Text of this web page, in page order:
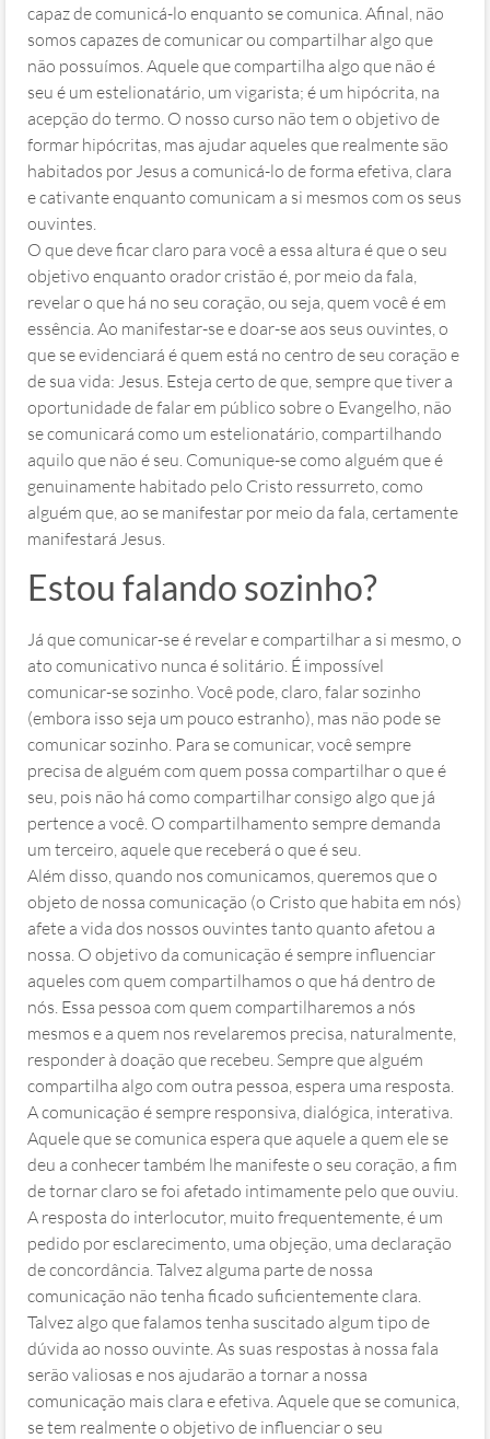
capaz de comunicá-lo enquanto se comunica. Afinal, não
somos capazes de comunicar ou compartilhar algo que
não possuímos. Aquele que compartilha algo que não é
seu é um estelionatário, um vigarista; é um hipócrita, na
acepção do termo. O nosso curso não tem o objetivo de
formar hipócritas, mas ajudar aqueles que realmente são
habitados por Jesus a comunicá-lo de forma efetiva, clara
e cativante enquanto comunicam a si mesmos com os seus
ouvintes.
O que deve ficar claro para você a essa altura é que o seu
objetivo enquanto orador cristão é, por meio da fala,
revelar o que há no seu coração, ou seja, quem você é em
essência. Ao manifestar-se e doar-se aos seus ouvintes, o
que se evidenciará é quem está no centro de seu coração e
de sua vida: Jesus. Esteja certo de que, sempre que tiver a
oportunidade de falar em público sobre o Evangelho, não
se comunicará como um estelionatário, compartilhando
aquilo que não é seu. Comunique-se como alguém que é
genuinamente habitado pelo Cristo ressurreto, como
alguém que, ao se manifestar por meio da fala, certamente
manifestará Jesus.
Estou falando sozinho?
Já que comunicar-se é revelar e compartilhar a si mesmo, o
ato comunicativo nunca é solitário. É impossível
comunicar-se sozinho. Você pode, claro, falar sozinho
(embora isso seja um pouco estranho), mas não pode se
comunicar sozinho. Para se comunicar, você sempre
precisa de alguém com quem possa compartilhar o que é
seu, pois não há como compartilhar consigo algo que já
pertence a você. O compartilhamento sempre demanda
um terceiro, aquele que receberá o que é seu.
Além disso, quando nos comunicamos, queremos que o
objeto de nossa comunicação (o Cristo que habita em nós)
afete a vida dos nossos ouvintes tanto quanto afetou a
nossa. O objetivo da comunicação é sempre influenciar
aqueles com quem compartilhamos o que há dentro de
nós. Essa pessoa com quem compartilharemos a nós
mesmos e a quem nos revelaremos precisa, naturalmente,
responder à doação que recebeu. Sempre que alguém
compartilha algo com outra pessoa, espera uma resposta.
A comunicação é sempre responsiva, dialógica, interativa.
Aquele que se comunica espera que aquele a quem ele se
deu a conhecer também lhe manifeste o seu coração, a fim
de tornar claro se foi afetado intimamente pelo que ouviu.
A resposta do interlocutor, muito frequentemente, é um
pedido por esclarecimento, uma objeção, uma declaração
de concordância. Talvez alguma parte de nossa
comunicação não tenha ficado suficientemente clara.
Talvez algo que falamos tenha suscitado algum tipo de
dúvida ao nosso ouvinte. As suas respostas à nossa fala
serão valiosas e nos ajudarão a tornar a nossa
comunicação mais clara e efetiva. Aquele que se comunica,
se tem realmente o objetivo de influenciar o seu